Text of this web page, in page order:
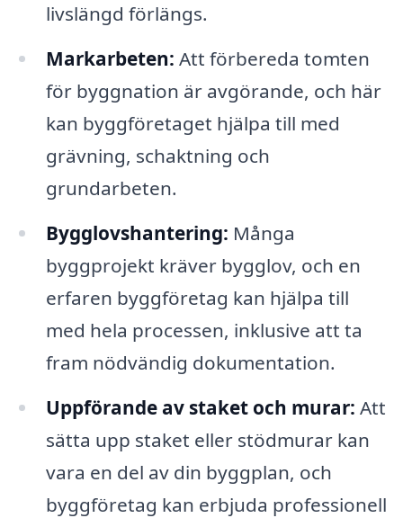
livslängd förlängs.
Markarbeten: Att förbereda tomten
för byggnation är avgörande, och här
kan byggföretaget hjälpa till med
grävning, schaktning och
grundarbeten.
Bygglovshantering: Många
byggprojekt kräver bygglov, och en
erfaren byggföretag kan hjälpa till
med hela processen, inklusive att ta
fram nödvändig dokumentation.
Uppförande av staket och murar: Att
sätta upp staket eller stödmurar kan
vara en del av din byggplan, och
byggföretag kan erbjuda professionell